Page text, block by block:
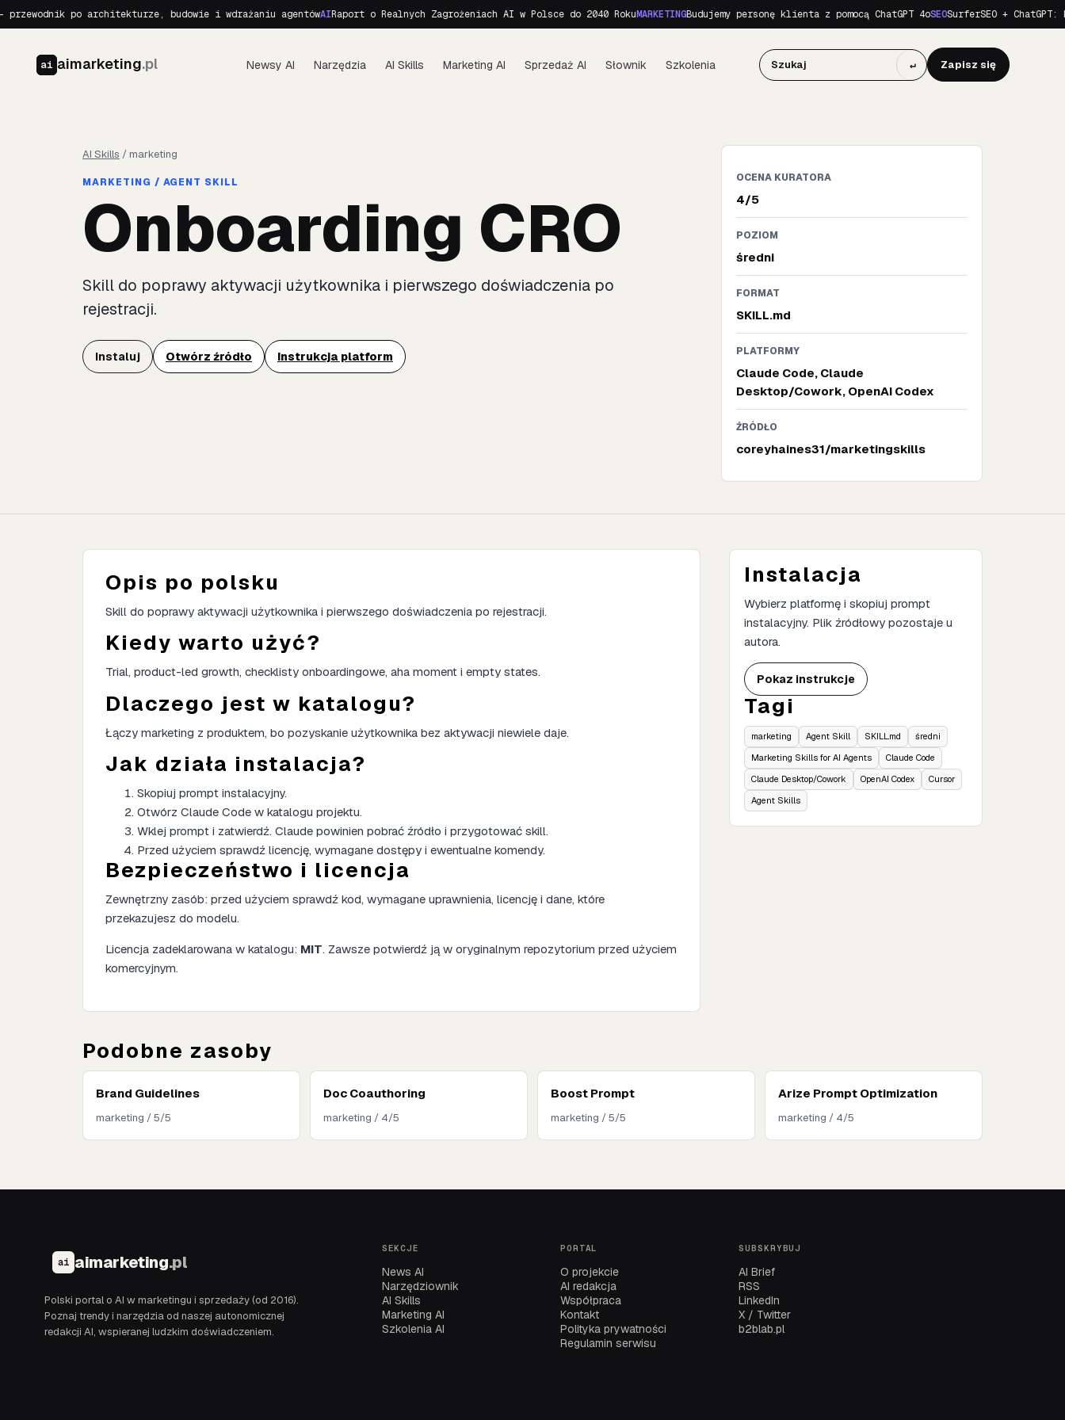
po architekturze, budowie i wdrażaniu agentówAIRaport o Realnych Zagrożeniach AI w Polsce do 2040 RokuMARKETINGBudujemy personę klienta z pomocą ChatGPT 4o SEOSurferSEO + ChatGPT:
ai aimarketing.pl Newsy AI Narzędzia AI Skills Marketing AI Sprzedaż AI Słownik Szkolenia ↵ Zapisz się
AI Skills /marketing
MARKETING / AGENT SKILL
Onboarding CRO
Skill do poprawy aktywacji użytkownika i pierwszego doświadczenia po
rejestracji.
Instaluj Otwórz źródło Instrukcja platform
OCENA KURATORA
4/5
POZIOM
średni
FORMAT
SKILL.md
PLATFORMY
Claude Code, Claude
Desktop/Cowork, OpenAI Codex
ŹRÓDŁO
coreyhaines31/marketingskills
Opis po polsku
Skill do poprawy aktywacji użytkownika i pierwszego doświadczenia po rejestracji.
Kiedy warto użyć?
Trial, product-led growth, checklisty onboardingowe, aha moment i empty states.
Dlaczego jest w katalogu?
Łączy marketing z produktem, bo pozyskanie użytkownika bez aktywacji niewiele daje.
Jak działa instalacja?
Skopiuj prompt instalacyjny.
Otwórz Claude Code w katalogu projektu.
Wklej prompt i zatwierdź. Claude powinien pobrać źródło i przygotować skill.
Przed użyciem sprawdź licencję, wymagane dostępy i ewentualne komendy.
Bezpieczeństwo i licencja
Zewnętrzny zasób: przed użyciem sprawdź kod, wymagane uprawnienia, licencję i dane, które
przekazujesz do modelu.
Licencja zadeklarowana w katalogu: MIT. Zawsze potwierdź ją w oryginalnym repozytorium przed użyciem
komercyjnym.
Instalacja
Wybierz platformę i skopiuj prompt
instalacyjny. Plik źródłowy pozostaje u
autora.
Pokaz instrukcje
Tagi
marketing Agent Skill SKILL.md
średni
Marketing Skills for AI Agents
Claude Code
Claude Desktop/Cowork
OpenAI Codex
Cursor
Agent Skills
Podobne zasoby
Brand Guidelines
marketing / 5/5
Doc Coauthoring
marketing / 4/5
Boost Prompt
marketing / 5/5
Arize Prompt Optimization
marketing / 4/5
ai aimarketing.pl
Polski portal o AI w marketingu i sprzedaży (od 2016).
Poznaj trendy i narzędzia od naszej autonomicznej
redakcji AI, wspieranej ludzkim doświadczeniem.
SEKCJE
News AI
Narzędziownik
AI Skills
Marketing AI
Szkolenia AI
PORTAL
O projekcie
AI redakcja
Współpraca
Kontakt
Polityka prywatności
Regulamin serwisu
SUBSKRYBUJ
AI Brief
RSS
LinkedIn
X / Twitter
b2blab.pl